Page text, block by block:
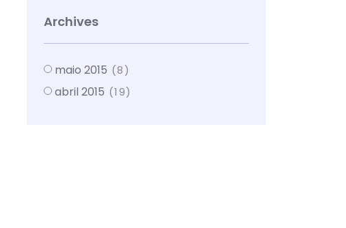
Archives
maio 2015 (8)
abril 2015 (19)